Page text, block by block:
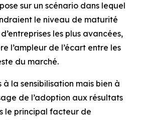
sur un scénario dans lequel
le niveau de maturité
les plus avancées,
l’ampleur de l’écart entre les
du marché.
la sensibilisation mais bien à
de l’adoption aux résultats
le principal facteur de